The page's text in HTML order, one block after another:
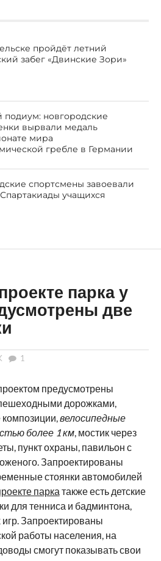
пройдёт летний
забег «Двинские Зори»
новгородские
вырвали медаль
мира
гребле в Германии
спортсмены завоевали
учащихся
парка у
две
1
предусмотрены
дорожками,
велосипедные
более 1 км, мостик через
пункт охраны, павильон с
Запроектированы
стоянки автомобилей
парка также есть детские
для тенниса и бадминтона,
Запроектированы
работы населения, на
смогут показывать свои